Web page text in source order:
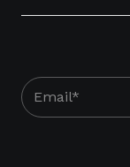
E-
mailadres